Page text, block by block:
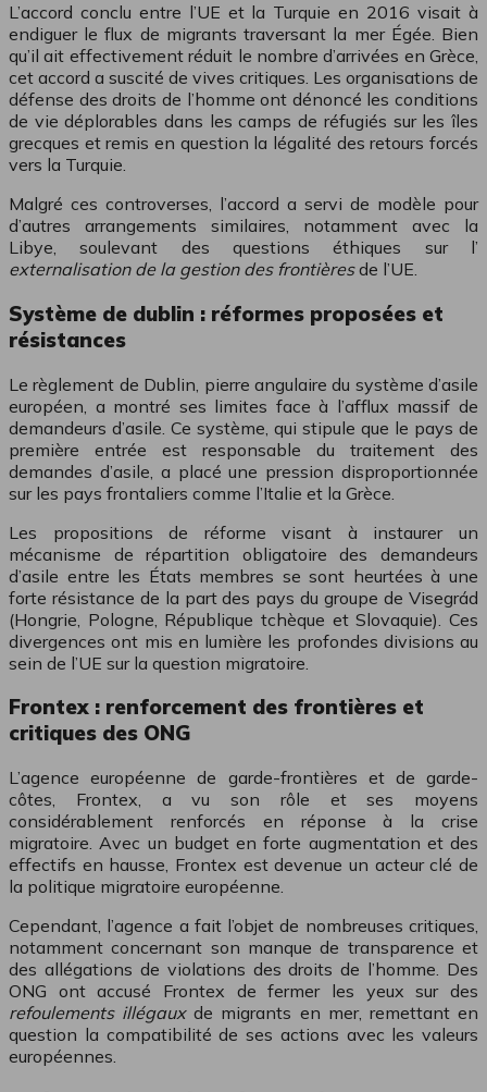
L’accord conclu entre l’UE et la Turquie en 2016 visait à
endiguer le flux de migrants traversant la mer Égée. Bien
qu’il ait effectivement réduit le nombre d’arrivées en Grèce,
cet accord a suscité de vives critiques. Les organisations de
défense des droits de l’homme ont dénoncé les conditions
de vie déplorables dans les camps de réfugiés sur les îles
grecques et remis en question la légalité des retours forcés
vers la Turquie.
Malgré ces controverses, l’accord a servi de modèle pour
d’autres arrangements similaires, notamment avec la
Libye, soulevant des questions éthiques sur l’
externalisation de la gestion des frontièresde l’UE.
Système de dublin : réformes proposées et
résistances
Le règlement de Dublin, pierre angulaire du système d’asile
européen, a montré ses limites face à l’afflux massif de
demandeurs d’asile. Ce système, qui stipule que le pays de
première entrée est responsable du traitement des
demandes d’asile, a placé une pression disproportionnée
sur les pays frontaliers comme l’Italie et la Grèce.
Les propositions de réforme visant à instaurer un
mécanisme de répartition obligatoire des demandeurs
d’asile entre les États membres se sont heurtées à une
forte résistance de la part des pays du groupe de Visegrád
(Hongrie, Pologne, République tchèque et Slovaquie). Ces
divergences ont mis en lumière les profondes divisions au
sein de l’UE sur la question migratoire.
Frontex : renforcement des frontières et
critiques des ONG
L’agence européenne de garde-frontières et de garde-
côtes, Frontex, a vu son rôle et ses moyens
considérablement renforcés en réponse à la crise
migratoire. Avec un budget en forte augmentation et des
effectifs en hausse, Frontex est devenue un acteur clé de
la politique migratoire européenne.
Cependant, l’agence a fait l’objet de nombreuses critiques,
notamment concernant son manque de transparence et
des allégations de violations des droits de l’homme. Des
ONG ont accusé Frontex de fermer les yeux sur des
refoulements illégauxde migrants en mer, remettant en
question la compatibilité de ses actions avec les valeurs
européennes.